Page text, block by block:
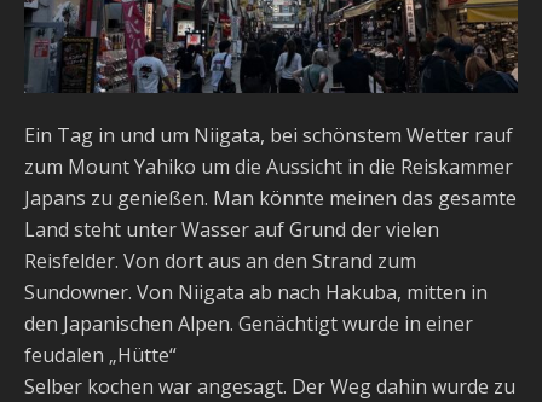
Ein Tag in und um Niigata, bei schönstem Wetter rauf
zum Mount Yahiko um die Aussicht in die Reiskammer
Japans zu genießen. Man könnte meinen das gesamte
Land steht unter Wasser auf Grund der vielen
Reisfelder. Von dort aus an den Strand zum
Sundowner. Von Niigata ab nach Hakuba, mitten in
den Japanischen Alpen. Genächtigt wurde in einer
feudalen „Hütte“
Selber kochen war angesagt. Der Weg dahin wurde zu